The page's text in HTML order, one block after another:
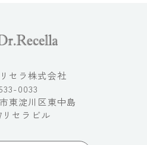
セラ株式会社
0033
東淀川区東中島
リセラビル